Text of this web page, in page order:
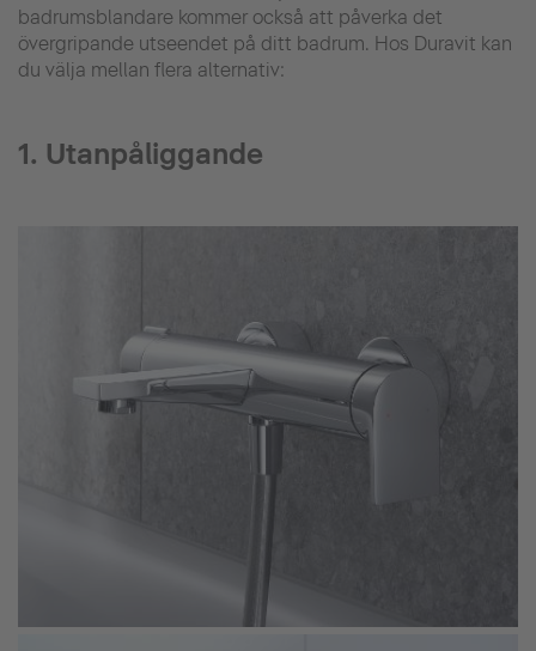
badrumsblandare kommer också att påverka det
övergripande utseendet på ditt badrum. Hos Duravit kan
du välja mellan flera alternativ:
1. Utanpåliggande